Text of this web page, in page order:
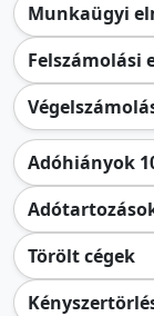
Munkaügyi
Felszámolási
Adóhiányok
Törölt cégek